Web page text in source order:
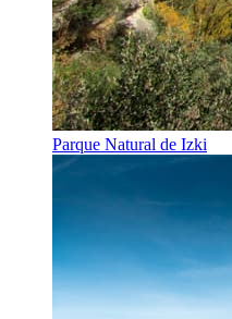
Parque Natural de Izki